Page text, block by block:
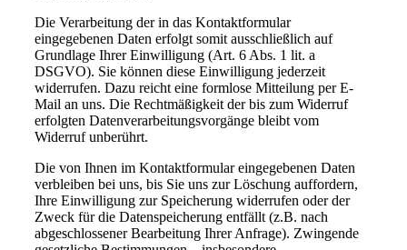
Die Verarbeitung der in das Kontaktformular
eingegebenen Daten erfolgt somit ausschließlich auf
Grundlage Ihrer Einwilligung (Art. 6 Abs. 1 lit. a
DSGVO). Sie können diese Einwilligung jederzeit
widerrufen. Dazu reicht eine formlose Mitteilung per E-
Mail an uns. Die Rechtmäßigkeit der bis zum Widerruf
erfolgten Datenverarbeitungsvorgänge bleibt vom
Widerruf unberührt.
Die von Ihnen im Kontaktformular eingegebenen Daten
verbleiben bei uns, bis Sie uns zur Löschung auffordern,
Ihre Einwilligung zur Speicherung widerrufen oder der
Zweck für die Datenspeicherung entfällt (z.B. nach
abgeschlossener Bearbeitung Ihrer Anfrage). Zwingende